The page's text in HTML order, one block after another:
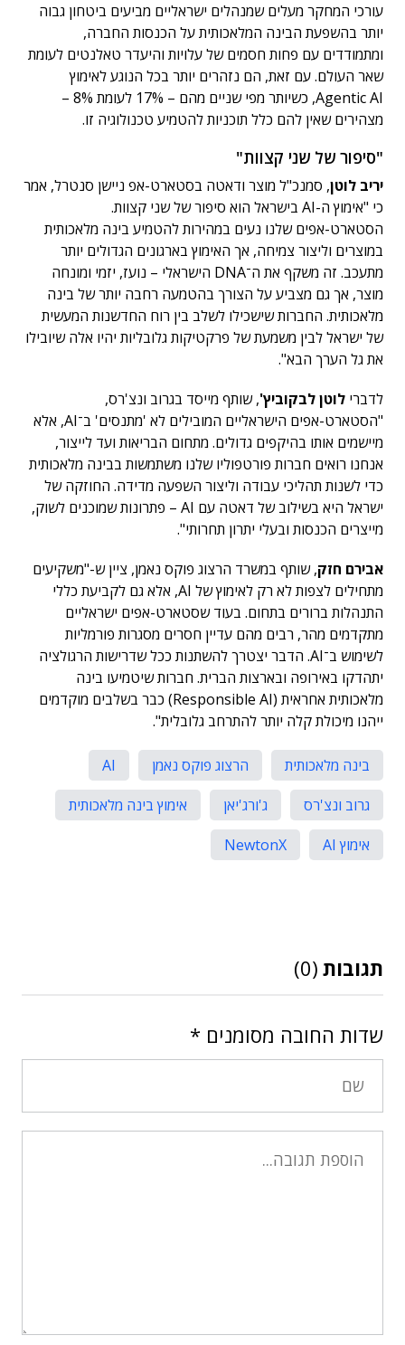
עורכי המחקר מעלים שמנהלים ישראליים מביעים ביטחון גבוה
יותר בהשפעת הבינה המלאכותית על הכנסות החברה,
ומתמודדים עם פחות חסמים של עלויות והיעדר טאלנטים לעומת
שאר העולם. עם זאת, הם נזהרים יותר בכל הנוגע לאימוץ
Agentic AI, כשיותר מפי שניים מהם – 17% לעומת 8% –
מצהירים שאין להם כלל תוכניות להטמיע טכנולוגיה זו.
"סיפור של שני קצוות"
יריב לוטן, סמנכ"ל מוצר ודאטה בסטארט-אפ ניישן סנטרל, אמר
כי "אימוץ ה-AI בישראל הוא סיפור של שני קצוות.
הסטארט-אפים שלנו נעים במהירות להטמיע בינה מלאכותית
במוצרים וליצור צמיחה, אך האימוץ בארגונים הגדולים יותר
מתעכב. זה משקף את ה־DNA הישראלי – נועז, יזמי ומונחה
מוצר, אך גם מצביע על הצורך בהטמעה רחבה יותר של בינה
מלאכותית. החברות שישכילו לשלב בין רוח החדשנות המעשית
של ישראל לבין משמעת של פרקטיקות גלובליות יהיו אלה שיובילו
את גל הערך הבא".
לדברי לוטן לבקוביץ', שותף מייסד בגרוב ונצ'רס,
"הסטארט-אפים הישראליים המובילים לא 'מתנסים' ב־AI, אלא
מיישמים אותו בהיקפים גדולים. מתחום הבריאות ועד לייצור,
אנחנו רואים חברות פורטפוליו שלנו משתמשות בבינה מלאכותית
כדי לשנות תהליכי עבודה וליצור השפעה מדידה. החוזקה של
ישראל היא בשילוב של דאטה עם AI – פתרונות שמוכנים לשוק,
מייצרים הכנסות ובעלי יתרון תחרותי".
אבירם חזק, שותף במשרד הרצוג פוקס נאמן, ציין ש-"משקיעים
מתחילים לצפות לא רק לאימוץ של AI, אלא גם לקביעת כללי
התנהלות ברורים בתחום. בעוד שסטארט-אפים ישראליים
מתקדמים מהר, רבים מהם עדיין חסרים מסגרות פורמליות
לשימוש ב־AI. הדבר יצטרך להשתנות ככל שדרישות הרגולציה
יתהדקו באירופה ובארצות הברית. חברות שיטמיעו בינה
מלאכותית אחראית (Responsible AI) כבר בשלבים מוקדמים
ייהנו מיכולת קלה יותר להתרחב גלובלית".
בינה מלאכותית הרצוג פוקס נאמן
AI
גרוב ונצ'רס
ג'ורג'יאן
אימוץ בינה מלאכותית
אימוץ AI
NewtonX
תגובות (0)
שדות החובה מסומנים *